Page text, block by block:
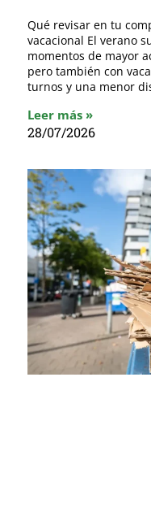
Qué revisar en tu
vacacional El verano
momentos de mayor
pero también con
turnos y una menor
Leer más »
28/07/2026